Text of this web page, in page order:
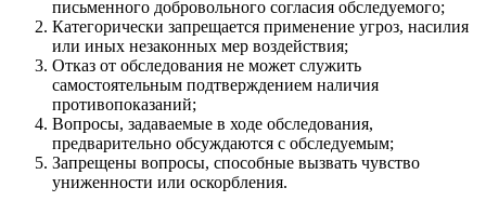
письменного добровольного согласия обследуемого;
Категорически запрещается применение угроз, насилия
или иных незаконных мер воздействия;
Отказ от обследования не может служить
самостоятельным подтверждением наличия
противопоказаний;
Вопросы, задаваемые в ходе обследования,
предварительно обсуждаются с обследуемым;
Запрещены вопросы, способные вызвать чувство
униженности или оскорбления.